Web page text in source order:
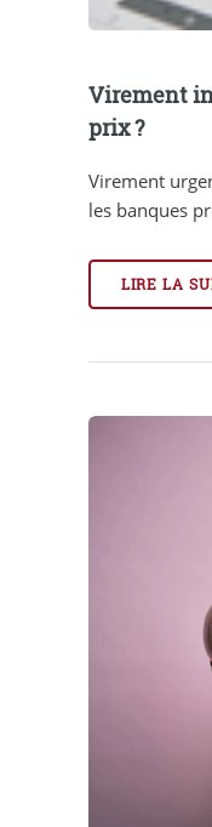
Virement
prix ?
Virement
les banques
LIRE LA